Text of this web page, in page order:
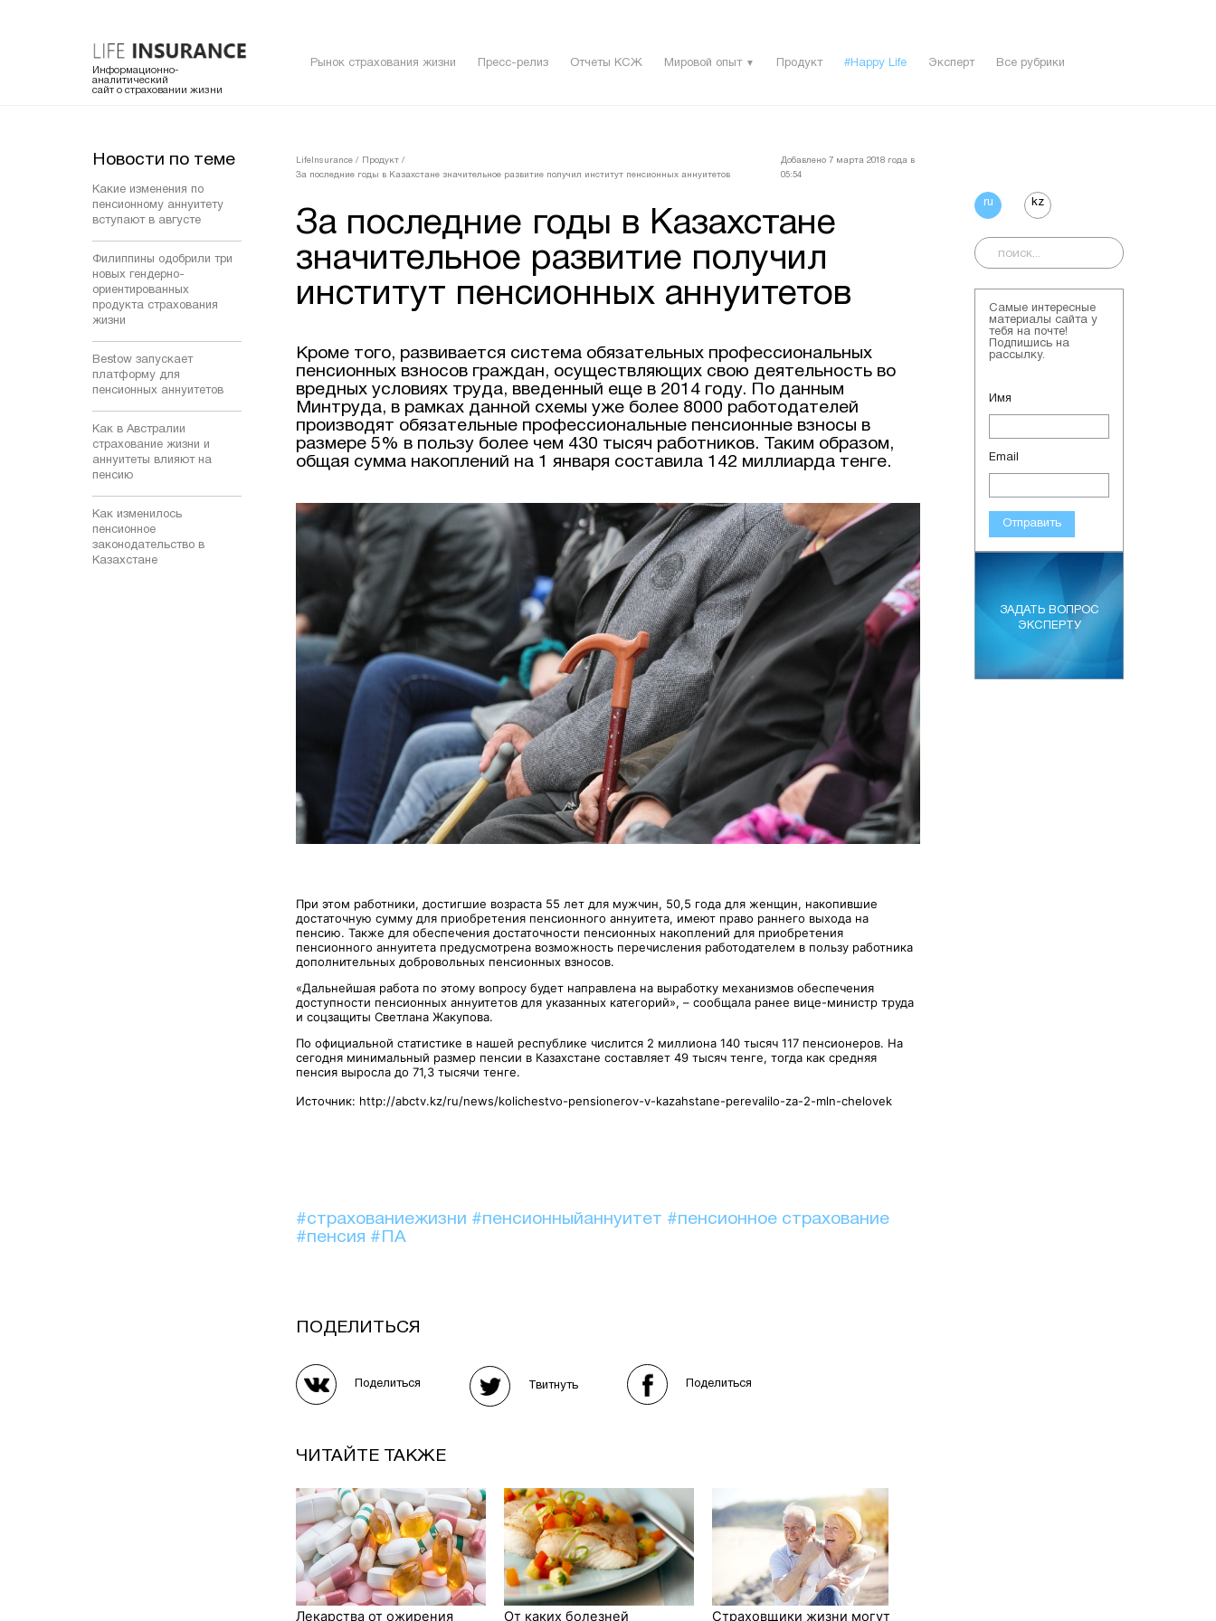
Информационно-
аналитический
сайт о страховании жизни
Рынок страхования жизни Пресс-релиз Отчеты КСЖ Мировой опыт ▼ Продукт #Happy Life Эксперт Все рубрики
Новости по теме
Какие изменения по
пенсионному аннуитету
вступают в августе
Филиппины одобрили три
новых гендерно-
ориентированных
продукта страхования
жизни
Bestow запускает
платформу для
пенсионных аннуитетов
Как в Австралии
страхование жизни и
аннуитеты влияют на
пенсию
Как изменилось
пенсионное
законодательство в
Казахстане
LifeInsurance / Продукт /
За последние годы в Казахстане значительное развитие получил институт пенсионных аннуитетов
Добавлено 7 мартa 2018 года в
05:54
За последние годы в Казахстане
значительное развитие получил
институт пенсионных аннуитетов
Кроме того, развивается система обязательных профессиональных
пенсионных взносов граждан, осуществляющих свою деятельность во
вредных условиях труда, введенный еще в 2014 году. По данным
Минтруда, в рамках данной схемы уже более 8000 работодателей
производят обязательные профессиональные пенсионные взносы в
размере 5% в пользу более чем 430 тысяч работников. Таким образом,
общая сумма накоплений на 1 января составила 142 миллиарда тенге.
При этом работники, достигшие возраста 55 лет для мужчин, 50,5 года для женщин, накопившие
достаточную сумму для приобретения пенсионного аннуитета, имеют право раннего выхода на
пенсию. Также для обеспечения достаточности пенсионных накоплений для приобретения
пенсионного аннуитета предусмотрена возможность перечисления работодателем в пользу работника
дополнительных добровольных пенсионных взносов.
«Дальнейшая работа по этому вопросу будет направлена на выработку механизмов обеспечения
доступности пенсионных аннуитетов для указанных категорий», – сообщала ранее вице-министр труда
и соцзащиты Светлана Жакупова.
По официальной статистике в нашей республике числится 2 миллиона 140 тысяч 117 пенсионеров. На
сегодня минимальный размер пенсии в Казахстане составляет 49 тысяч тенге, тогда как средняя
пенсия выросла до 71,3 тысячи тенге.
Источник: http://abctv.kz/ru/news/kolichestvo-pensionerov-v-kazahstane-perevalilo-za-2-mln-chelovek
#страхованиежизни #пенсионныйаннуитет #пенсионное страхование
#пенсия #ПА
ПОДЕЛИТЬСЯ
Поделиться Твитнуть Поделиться
ЧИТАЙТЕ ТАКЖЕ
Лекарства от ожирения От каких болезней Страховщики жизни могут
ru kz
Самые интересные
материалы сайта у
тебя на почте!
Подпишись на
рассылку.
Имя
Email
Отправить
ЗАДАТЬ ВОПРОС
ЭКСПЕРТУ